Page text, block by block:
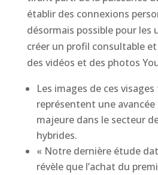
établir des connexions
désormais possible pour les
créer un profil consultable
des vidéos et des photos
Les images de ces
représentent une
majeure dans le secteur
hybrides.
« Notre dernière étude
révèle que l’achat du